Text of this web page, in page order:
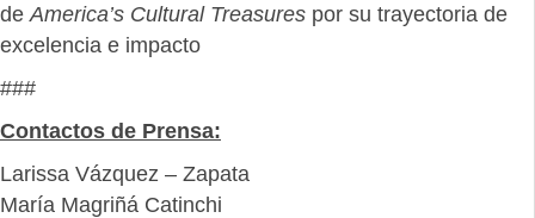
de America’s Cultural Treasures por su trayectoria de
excelencia e impacto
###
Contactos de Prensa:
Larissa Vázquez – Zapata
María Magriñá Catinchi